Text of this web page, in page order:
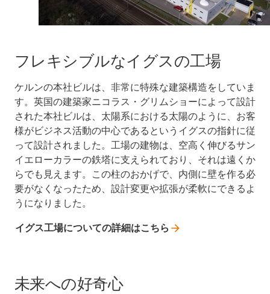
フレキシブルなイグスの工場
ケルンの本社ビルは、非常に特殊な建築構造をしていま
す。英国の建築家ニコラス・グリムショーによって設計
された本社ビルは、太陽系における太陽のように、お客
様がビジネス活動の中心であるというイグスの指針に従
って設計されました。工場の建物は、空高く伸びるサン
イエローカラーの鉄塔に支えられており、それは遠くか
らでも見えます。この柱のおかげで、内側に壁を作る必
要がなくなったため、設計変更や拡張が柔軟にできるよ
うになりました。
イグス工場についての詳細はこちら
未来への好奇心